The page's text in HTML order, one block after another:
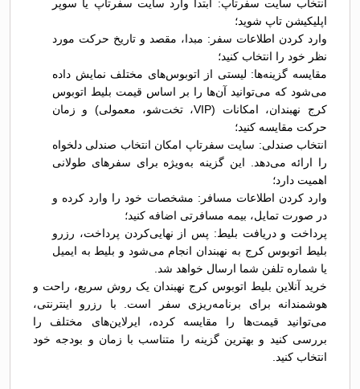
انتخاب سایت سفرتاپ: ابتدا وارد سایت سفرتاپ یا سوپر
اپلیکیشن تاپ شوید؛
وارد کردن اطلاعات سفر: مبدا، مقصد و تاریخ حرکت مورد
نظر خود را انتخاب کنید؛
مقایسه گزینه‌ها: لیستی از اتوبوس‌های مختلف نمایش داده
می‌شود که می‌توانید آن‌ها را بر اساس قیمت بلیط اتوبوس
کرج نهبندان، امکانات (VIP، تخت‌شو، معمولی) و زمان
حرکت مقایسه کنید؛
انتخاب صندلی: سایت سفرتاپ امکان انتخاب صندلی دلخواه
را ارائه می‌دهد. این گزینه به‌ویژه برای سفرهای طولانی
اهمیت دارد؛
وارد کردن اطلاعات مسافر: مشخصات خود را وارد کرده و
در صورت تمایل، بیمه مسافرتی اضافه کنید؛
پرداخت و دریافت بلیط: پس از نهایی‌کردن پرداخت، رزرو
بلیط اتوبوس کرج به نهبندان انجام می‌شود و بلیط به ایمیل
یا شماره تلفن شما ارسال خواهد شد.
خرید آنلاین بلیط اتوبوس کرج نهبندان یک روش سریع، راحت و
هوشمندانه برای برنامه‌ریزی سفر است. با رزرو اینترنتی،
می‌توانید قیمت‌ها را مقایسه کرده، ایرلاین‌های مختلف را
بررسی کنید و بهترین گزینه را متناسب با زمان و بودجه خود
انتخاب کنید.